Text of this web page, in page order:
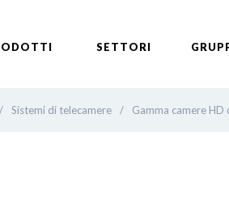
SETTORI
/ Sistemi di telecamere / Gamma camere